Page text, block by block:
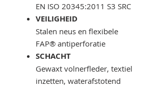
EN ISO 20345:2011 S3 SRC
VEILIGHEID
Stalen neus en flexibele
FAP® antiperforatie
SCHACHT
Gewaxt volnerfleder, textiel
inzetten, waterafstotend